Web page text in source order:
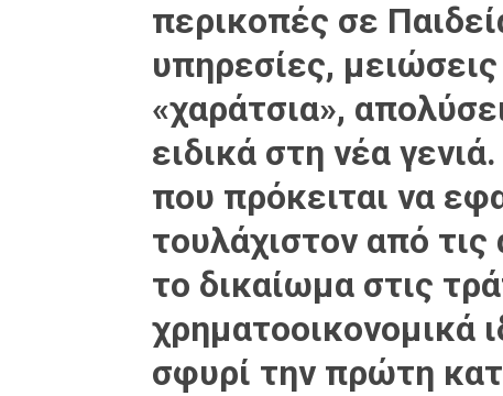
περικοπές σε
υπηρεσίες,
«χαράτσια»,
ειδικά στη νέα
που πρόκειται να
τουλάχιστον από τις
το δικαίωμα στις
χρηματοοικονομικά
σφυρί την πρώτη